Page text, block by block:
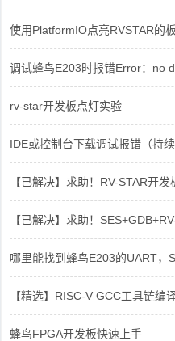
使用PlatformIO点亮RVSTAR的
调试蜂鸟E203时报错Error：no
rv-star开发板点灯实验
IDE或控制台下载调试报错（持续
【已解决】求助！RV-STAR开
【已解决】求助！
哪里能找到蜂鸟E203的UART，
【精选】RISC-V GCC工具链编
蜂鸟FPGA开发板快速上手